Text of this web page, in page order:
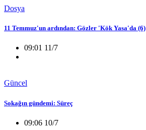
Dosya
11 Temmuz'un ardından: Gözler 'Kök Yasa'da (6)
09:01 11/7
Güncel
Sokağın gündemi: Süreç
09:06 10/7